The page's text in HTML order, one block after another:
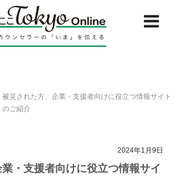
被災された方、企業・支援者向けに役立つ情報サイト
のご紹介
・支援者向けに役立つ情報サイ
2024年1月9日